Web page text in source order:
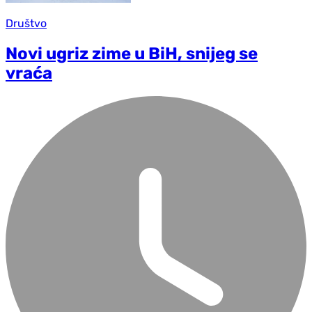
Društvo
Novi ugriz zime u BiH, snijeg se
vraća